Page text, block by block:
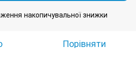
накопичувальної знижки
Порівняти